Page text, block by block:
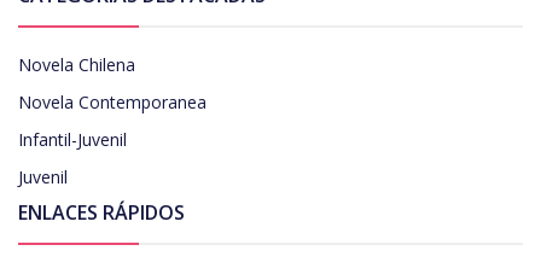
Novela Chilena
Novela Contemporanea
Infantil-Juvenil
Juvenil
ENLACES RÁPIDOS